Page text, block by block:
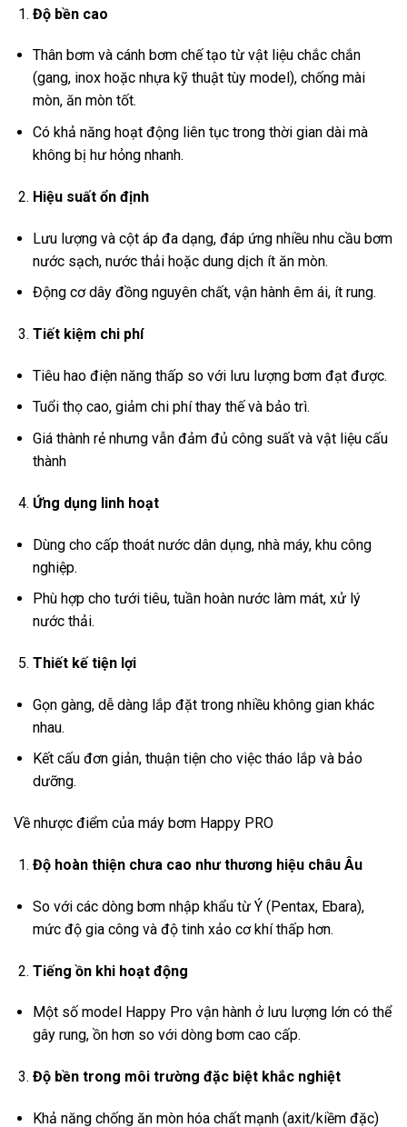
Độ bền cao
Thân bơm và cánh bơm chế tạo từ vật liệu chắc chắn
(gang, inox hoặc nhựa kỹ thuật tùy model), chống mài
mòn, ăn mòn tốt.
Có khả năng hoạt động liên tục trong thời gian dài mà
không bị hư hỏng nhanh.
Hiệu suất ổn định
Lưu lượng và cột áp đa dạng, đáp ứng nhiều nhu cầu bơm
nước sạch, nước thải hoặc dung dịch ít ăn mòn.
Động cơ dây đồng nguyên chất, vận hành êm ái, ít rung.
Tiết kiệm chi phí
Tiêu hao điện năng thấp so với lưu lượng bơm đạt được.
Tuổi thọ cao, giảm chi phí thay thế và bảo trì.
Giá thành rẻ nhưng vẫn đảm đủ công suất và vật liệu cấu
thành
Ứng dụng linh hoạt
Dùng cho cấp thoát nước dân dụng, nhà máy, khu công
nghiệp.
Phù hợp cho tưới tiêu, tuần hoàn nước làm mát, xử lý
nước thải.
Thiết kế tiện lợi
Gọn gàng, dễ dàng lắp đặt trong nhiều không gian khác
nhau.
Kết cấu đơn giản, thuận tiện cho việc tháo lắp và bảo
dưỡng.
Về nhược điểm của máy bơm Happy PRO
Độ hoàn thiện chưa cao như thương hiệu châu Âu
So với các dòng bơm nhập khẩu từ Ý (Pentax, Ebara),
mức độ gia công và độ tinh xảo cơ khí thấp hơn.
Tiếng ồn khi hoạt động
Một số model Happy Pro vận hành ở lưu lượng lớn có thể
gây rung, ồn hơn so với dòng bơm cao cấp.
Độ bền trong môi trường đặc biệt khắc nghiệt
Khả năng chống ăn mòn hóa chất mạnh (axit/kiềm đặc)